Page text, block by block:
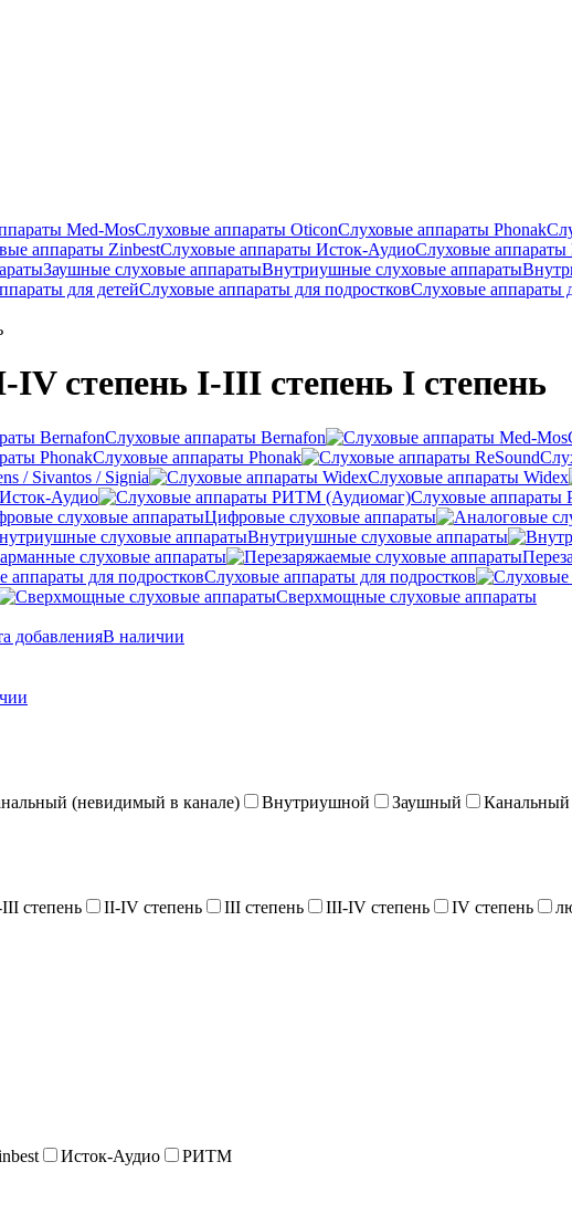
Med-MosСлуховые аппараты OticonСлуховые аппараты Phonak
аппараты ZinbestСлуховые аппараты Исток-АудиоСлуховые
Заушные слуховые аппаратыВнутриушные слуховые аппараты
для детейСлуховые аппараты для подростковСлуховые аппараты
степень I-III степень I степень
Слуховые аппараты Bernafon
Слуховые аппараты Phonak
/ Sivantos / Signia
Слуховые аппараты Widex
Аудио
Слуховые
Цифровые слуховые аппараты
Внутриушные слуховые аппараты
слуховые аппараты
Слуховые аппараты для подростков
Сверхмощные слуховые аппараты
добавленияВ наличии
(невидимый в канале) Внутриушной Заушный Канальный
степень II-IV степень III степень III-IV степень IV степень
Исток-Аудио
РИТМ